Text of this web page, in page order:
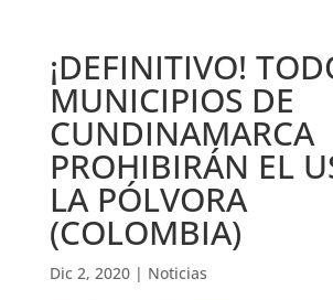
¡DEFINITIVO!
MUNICIPIOS DE
CUNDINAMARCA
PROHIBIRÁN EL
LA PÓLVORA
(COLOMBIA)
Dic 2, 2020| Noticias